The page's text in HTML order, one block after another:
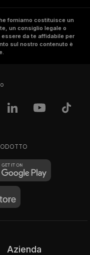
forniamo costituisce un
un consiglio legale o
da te affidabile per
sul nostro contenuto è
Azienda